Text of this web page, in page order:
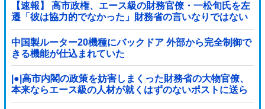
【速報】 高市政権、エース級の財務官僚・一松旬氏を左
遷「彼は協力的でなかった」財務省の言いなりではない
ことが判明
中国製ルーター20機種にバックドア 外部から完全制御で
きる機能が仕込まれていた
|●|高市内閣の政策を妨害しまくった財務省の大物官僚、
本来ならエース級の人材が就くはずのないポストに送ら
れ……